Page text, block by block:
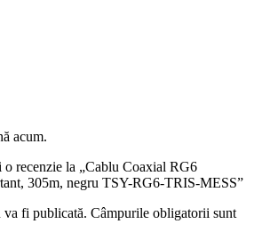
acum.
recenzie la „Cablu Coaxial RG6
305m, negru TSY-RG6-TRIS-MESS”
va fi publicată. Câmpurile obligatorii sunt